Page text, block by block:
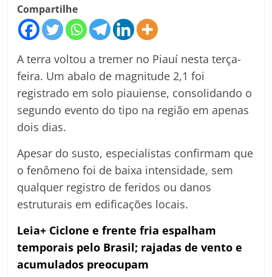
Compartilhe
A terra voltou a tremer no Piauí nesta terça-
feira. Um abalo de magnitude 2,1 foi
registrado em solo piauiense, consolidando o
segundo evento do tipo na região em apenas
dois dias.
Apesar do susto, especialistas confirmam que
o fenômeno foi de baixa intensidade, sem
qualquer registro de feridos ou danos
estruturais em edificações locais.
Leia+ Ciclone e frente fria espalham
temporais pelo Brasil; rajadas de vento e
acumulados preocupam